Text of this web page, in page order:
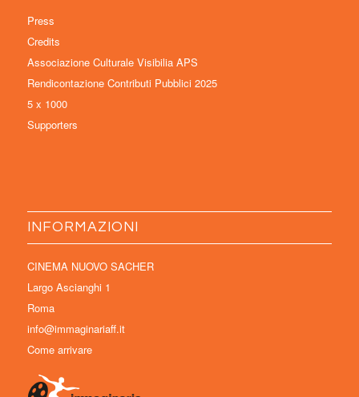
Press
Credits
Associazione Culturale Visibilia APS
Rendicontazione Contributi Pubblici 2025
5 x 1000
Supporters
INFORMAZIONI
CINEMA NUOVO SACHER
Largo Ascianghi 1
Roma
info@immaginariaff.it
Come arrivare